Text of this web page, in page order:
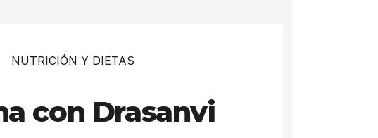
NUTRICIÓN Y DIETAS
con Drasanvi